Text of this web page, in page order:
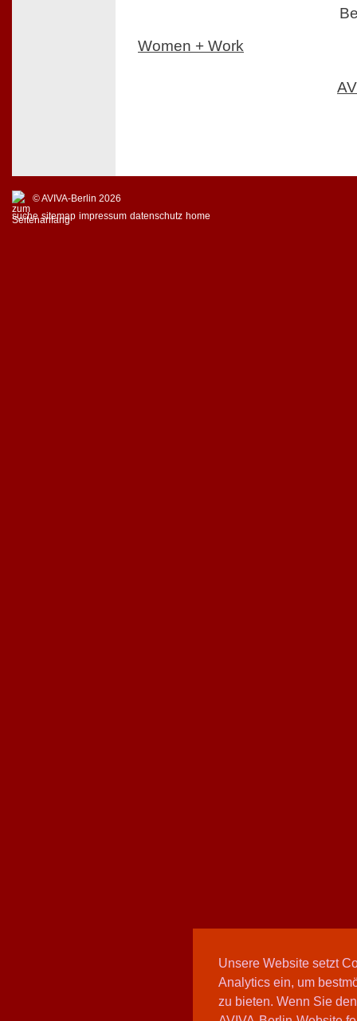
Unsere Website setzt
Analytics ein, um
zu bieten. Wenn Sie
Women + Work
© AVIVA-Berlin 2026
suche sitemap impressum datenschutz home